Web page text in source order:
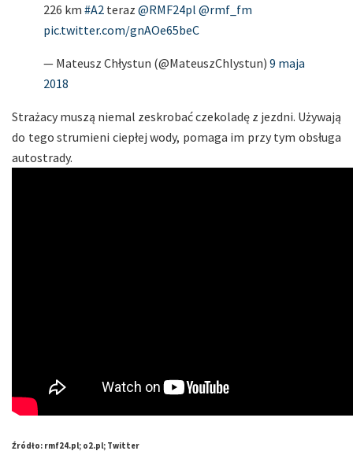
226 km #A2 teraz @RMF24pl @rmf_fm
pic.twitter.com/gnAOe65beC
— Mateusz Chłystun (@MateuszChlystun) 9 maja
2018
Strażacy muszą niemal zeskrobać czekoladę z jezdni. Używają
do tego strumieni ciepłej wody, pomaga im przy tym obsługa
autostrady.
Źródło: rmf24.pl; o2.pl; Twitter